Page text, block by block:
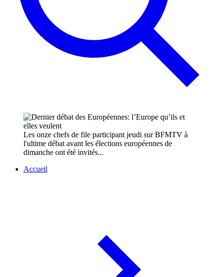
Les onze chefs de file participant jeudi sur BFMTV à
l'ultime débat avant les élections européennes de
dimanche ont été invités...
Accueil